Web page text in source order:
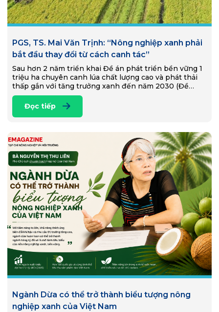
PGS, TS. Mai Văn Trịnh: “Nông nghiệp xanh phải
bắt đầu thay đổi từ cách canh tác”
Sau hơn 2 năm triển khai Đề án phát triển bền vững 1
triệu ha chuyên canh lúa chất lượng cao và phát thải
thấp gắn với tăng trưởng xanh đến năm 2030 (Đề…
Đọc tiếp
Ngành Dừa có thể trở thành biểu tượng nông
nghiệp xanh của Việt Nam